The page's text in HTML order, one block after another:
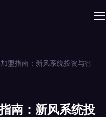
盟指南：新风系统投资与智
南：新风系统投